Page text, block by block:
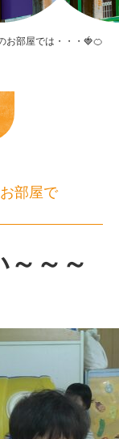
部屋では・・・🍓🍊
部屋で
～～